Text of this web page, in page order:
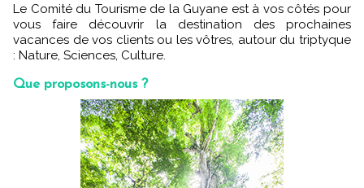
Le Comité du Tourisme de la Guyane est à vos côtés pour
vous faire découvrir la destination des prochaines
vacances de vos clients ou les vôtres, autour du triptyque
: Nature, Sciences, Culture.
Que proposons-nous ?